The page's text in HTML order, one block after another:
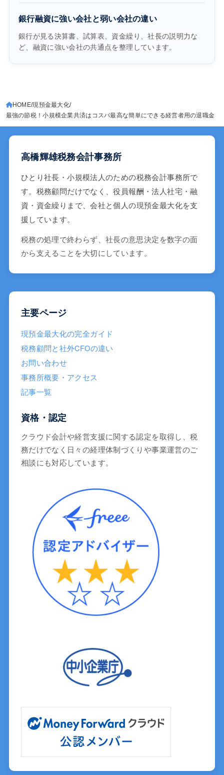
銀行融資に強い会社と弱い会社の違い
銀行が見る決算書、試算表、資金繰り、社長の説明力な
ど、融資に強い会社の共通点を整理しています。
HOME 現預金最大化
最強の節税！小規模企業共済はコスパ最高な簡単にできる経営者用の退職金
高橋輝雄税務会計事務所
ひとり社長・小規模法人のための税務会計事務所で
す。税務顧問だけでなく、役員報酬・法人社宅・融
資・資金繰りまで、会社と個人の現預金最大化を支
援しています。
税務の処理で終わらず、社長の意思決定を数字の面
から支えることを大切にしています。
主要ページ
現預金最大化の完全ガイド
税務顧問と社外CFOの違い
お問い合わせ
事務所概要・アクセス
記事一覧
資格・認定
クラウド会計や経営支援に関する認定を取得し、税
務だけでなく日々の経理体制づくりや事業運営のご
相談にも対応しています。